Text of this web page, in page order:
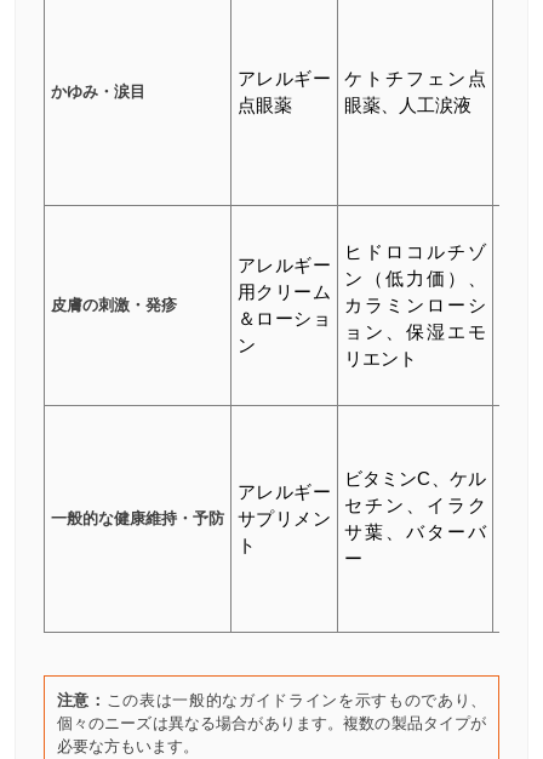
かゆみ・涙目
アレルギー
点眼薬
ケトチフェン点
眼薬、人工涙液
皮膚の刺激・発疹
アレルギー
用クリーム
＆ローショ
ン
ヒドロコルチゾ
ン（低力価）、
カラミンローシ
ョン、保湿エモ
リエント
一般的な健康維持・予防
アレルギー
サプリメン
ト
ビタミンC、ケル
セチン、イラク
サ葉、バターバ
ー
注意： この表は一般的なガイドラインを示すものであり、
個々のニーズは異なる場合があります。複数の製品タイプが
必要な方もいます。